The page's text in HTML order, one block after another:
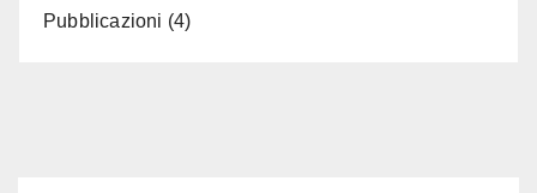
Pubblicazioni (4)